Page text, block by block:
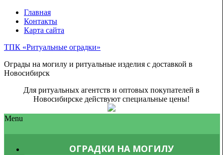
Главная
Контакты
Карта сайта
ТПК «Ритуальные оградки»
Ограды на могилу и ритуальные изделия с доставкой в
Новосибирск
Для ритуальных агентств и оптовых покупателей в
Новосибирске действуют специальные цены!
Menu
ОГРАДКИ НА МОГИЛУ